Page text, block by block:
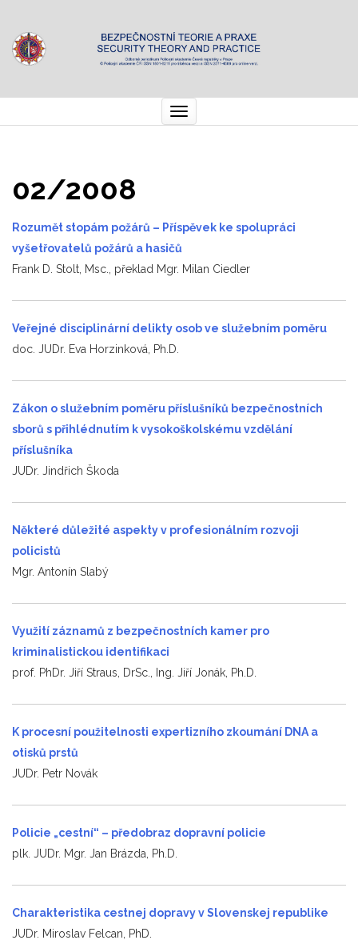
Toggle
navigation
02/2008
Rozumět stopám požárů – Příspěvek ke spolupráci
vyšetřovatelů požárů a hasičů
Frank D. Stolt, Msc., překlad Mgr. Milan Ciedler
Veřejné disciplinární delikty osob ve služebním poměru
doc. JUDr. Eva Horzinková, Ph.D.
Zákon o služebním poměru příslušníků bezpečnostních
sborů s přihlédnutím k vysokoškolskému vzdělání
příslušníka
JUDr. Jindřich Škoda
Některé důležité aspekty v profesionálním rozvoji
policistů
Mgr. Antonín Slabý
Využití záznamů z bezpečnostních kamer pro
kriminalistickou identifikaci
prof. PhDr. Jiří Straus, DrSc., Ing. Jiří Jonák, Ph.D.
K procesní použitelnosti expertizního zkoumání DNA a
otisků prstů
JUDr. Petr Novák
Policie „cestní“ – předobraz dopravní policie
plk. JUDr. Mgr. Jan Brázda, Ph.D.
Charakteristika cestnej dopravy v Slovenskej republike
JUDr. Miroslav Felcan, PhD.